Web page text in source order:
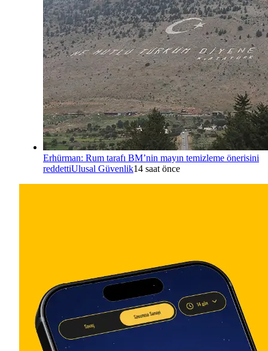
Erhürman: Rum tarafı BM’nin mayın temizleme önerisini
reddettiUlusal Güvenlik14 saat önce